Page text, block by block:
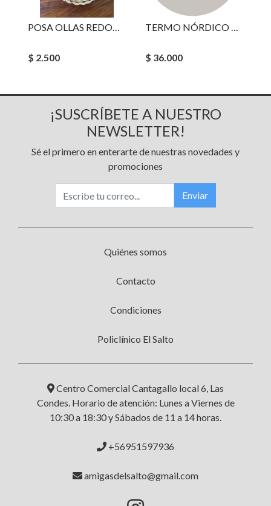
POSA OLLAS REDONDO 20 CMS.
$ 2.500
TERMO NÓRDICO BLACK
$ 36.000
¡SUSCRÍBETE A NUESTRO
NEWSLETTER!
Sé el primero en enterarte de nuestras novedades y
promociones
Enviar
Quiénes somos
Contacto
Condiciones
Policlínico El Salto
Centro Comercial Cantagallo local 6, Las
Condes. Horario de atención: Lunes a Viernes de
10:30 a 18:30 y Sábados de 11 a 14 horas.
+56951597936
amigasdelsalto@gmail.com